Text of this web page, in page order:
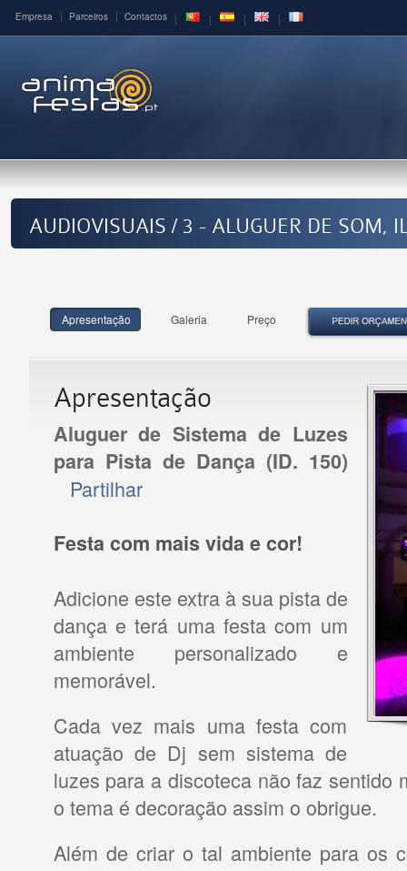
Empresa Parceiros Contactos
AUDIOVISUAIS / 3 - ALUGUER DE SOM,
Apresentação Galeria Preço
Apresentação
Aluguer de Sistema de Luzes
para Pista de Dança (ID. 150)
Partilhar
Festa com mais vida e cor!
Adicione este extra à sua pista de
dança e terá uma festa com um
ambiente personalizado e
memorável.
Cada vez mais uma festa com
atuação de Dj sem sistema de
luzes para a discoteca não faz sentido
o tema é decoração assim o obrigue.
Além de criar o tal ambiente para os